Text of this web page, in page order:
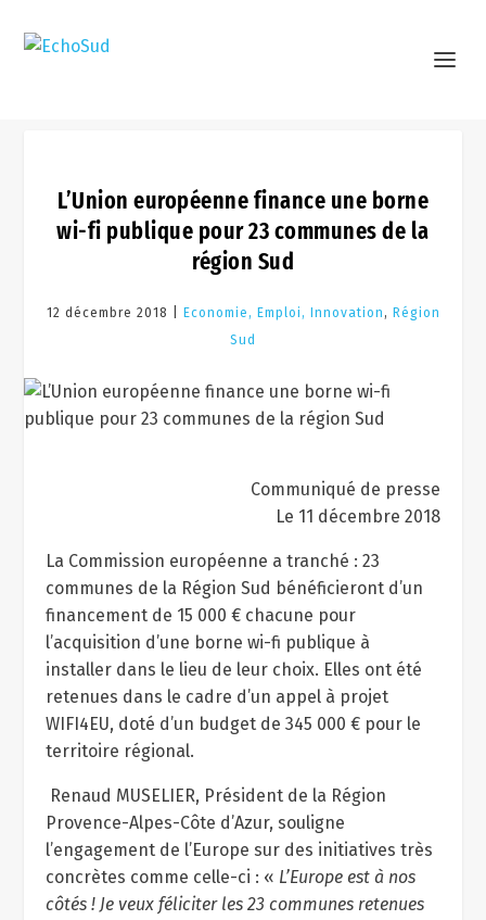
L’Union européenne finance une borne
wi-fi publique pour 23 communes de la
région Sud
12 décembre 2018 | Economie, Emploi, Innovation , Région
Sud
Communiqué de presse
Le 11 décembre 2018
La Commission européenne a tranché : 23
communes de la Région Sud bénéficieront d’un
financement de 15 000 € chacune pour
l’acquisition d’une borne wi-fi publique à
installer dans le lieu de leur choix. Elles ont été
retenues dans le cadre d’un appel à projet
WIFI4EU, doté d’un budget de 345 000 € pour le
territoire régional.
Renaud MUSELIER, Président de la Région
Provence-Alpes-Côte d’Azur, souligne
l’engagement de l’Europe sur des initiatives très
concrètes comme celle-ci : « L’Europe est à nos
côtés ! Je veux féliciter les 23 communes retenues